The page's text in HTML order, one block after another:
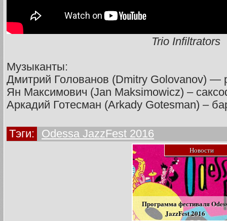
Trio Infiltrators
Музыканты:
Дмитрий Голованов (Dmitry Golovanov) —
Ян Максимович (Jan Maksimowicz) –
Аркадий Готесман (Arkady Gotesman) –
Тэги: Odessa JazzFest 2016
Новости
Программа фестиваля
JazzFest 2016